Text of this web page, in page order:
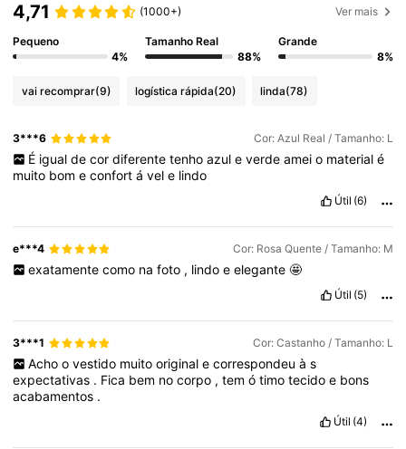
4,71 (1000+) Ver mais
Pequeno
4%
Tamanho Real
88%
Grande
8%
vai recomprar(9) logística rápida(20) linda(78)
3***6 Cor: Azul Real / Tamanho: L
É igual de cor diferente tenho azul e verde amei o material é
muito bomeconfortávele lindo
Útil (6)
e***4 Cor: Rosa Quente / Tamanho: M
exatamente como na foto , lindo e elegante 🤩
Útil (5)
3***1 Cor: Castanho / Tamanho: L
Acho o vestido muito original e correspondeu à s
expectativas . Fica bem nocorpo ,temótimotecidoe bons
acabamentos .
Útil (4)